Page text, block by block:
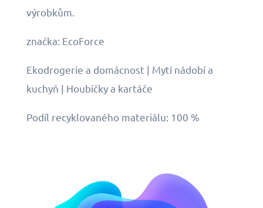
výrobkům.
značka: EcoForce
Ekodrogerie a domácnost | Mytí nádobí a
kuchyň | Houbičky a kartáče
Podíl recyklovaného materiálu: 100 %